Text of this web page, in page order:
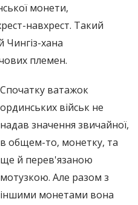
монети,
навхрест. Такий
Чингіз-хана
племен.
Спочатку ватажок
ординських військ не
надав значення звичайної,
в общем-то, монетку, та
ще й перев'язаною
мотузкою. Але разом з
іншими монетами вона